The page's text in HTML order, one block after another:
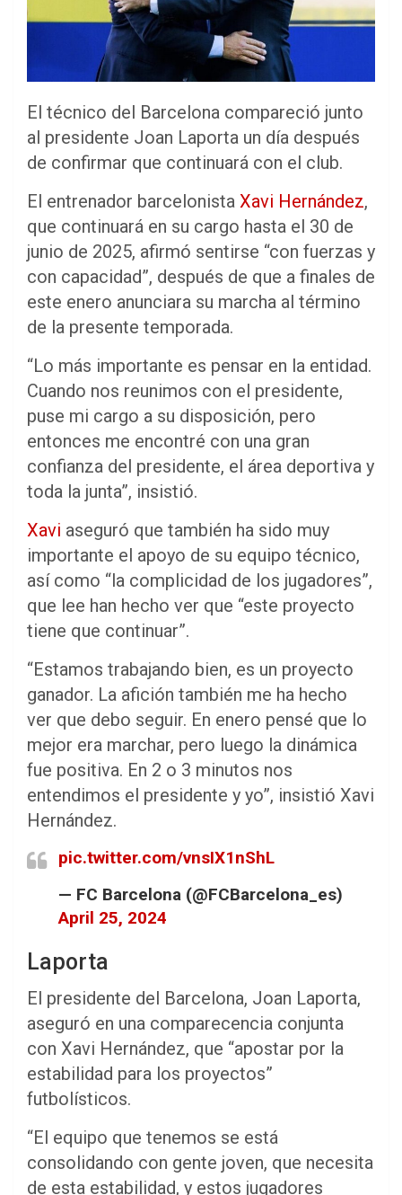
El técnico del Barcelona compareció junto
al presidente Joan Laporta un día después
de confirmar que continuará con el club.
El entrenador barcelonista Xavi Hernández,
que continuará en su cargo hasta el 30 de
junio de 2025, afirmó sentirse “con fuerzas y
con capacidad”, después de que a finales de
este enero anunciara su marcha al término
de la presente temporada.
“Lo más importante es pensar en la entidad.
Cuando nos reunimos con el presidente,
puse mi cargo a su disposición, pero
entonces me encontré con una gran
confianza del presidente, el área deportiva y
toda la junta”, insistió.
Xavi aseguró que también ha sido muy
importante el apoyo de su equipo técnico,
así como “la complicidad de los jugadores”,
que lee han hecho ver que “este proyecto
tiene que continuar”.
“Estamos trabajando bien, es un proyecto
ganador. La afición también me ha hecho
ver que debo seguir. En enero pensé que lo
mejor era marchar, pero luego la dinámica
fue positiva. En 2 o 3 minutos nos
entendimos el presidente y yo”, insistió Xavi
Hernández.
pic.twitter.com/vnsIX1nShL
— FC Barcelona (@FCBarcelona_es)
April 25, 2024
Laporta
El presidente del Barcelona, Joan Laporta,
aseguró en una comparecencia conjunta
con Xavi Hernández, que “apostar por la
estabilidad para los proyectos”
futbolísticos.
“El equipo que tenemos se está
consolidando con gente joven, que necesita
de esta estabilidad, y estos jugadores